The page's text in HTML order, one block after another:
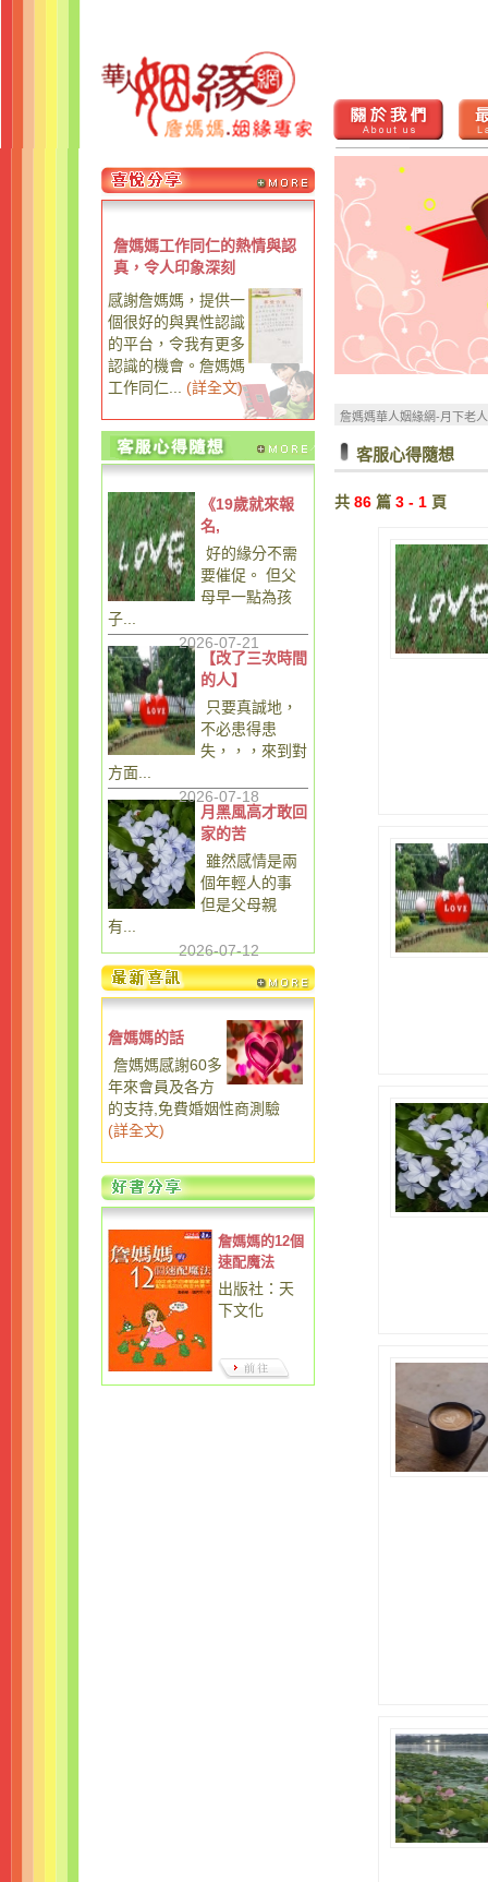
詹媽媽工作同仁的熱情與認
真，令人印象深刻
感謝詹媽媽，提供一
個很好的與異性認識
的平台，令我有更多
認識的機會。詹媽媽
工作同仁...
(詳全文)
《19歲就來報
名,
好的緣分不需
要催促。 但父
母早一點為孩
子...
2026-07-21
【改了三次時間
的人】
只要真誠地，
不必患得患
失，，，來到對
方面...
2026-07-18
月黑風高才敢回
家的苦
雖然感情是兩
個年輕人的事
但是父母親
有...
2026-07-12
詹媽媽的話
詹媽媽感謝60多
年來會員及各方
的支持,免費婚姻性商測驗
(詳全文)
詹媽媽的12個
速配魔法
出版社：天
下文化
詹媽媽華人姻緣網-月下老
客服心得隨想
共 86 篇 3 - 1 頁